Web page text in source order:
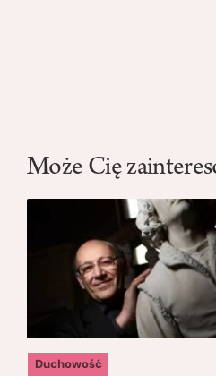
Może Cię
Duchowość